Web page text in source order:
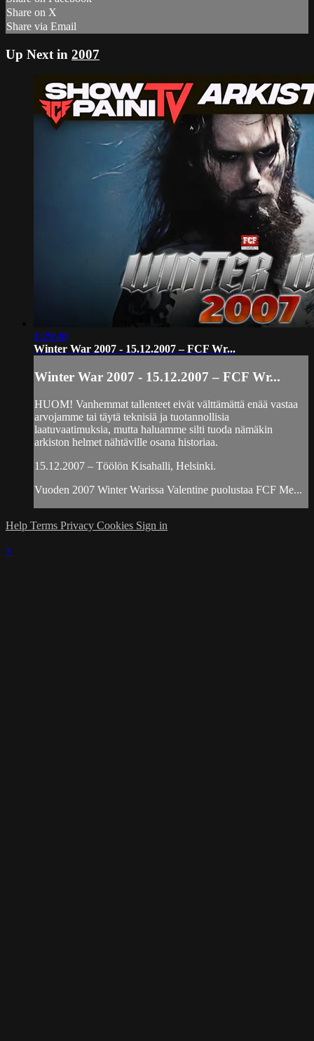
Share on X
Share via Email
Up Next in 2007
1:29:40
Winter War 2007 - 15.12.2007 – FCF Wr...
Winter War 2007 - 15.12.2007 – FCF Wr...
HUOM! Vanhemmat tallenteet eivät välttämättä enää vastaa
arvojamme tai täytä teknisiä ja tuotannollisia
laatuvaatimuksia, mutta haluamme silti tuoda nämäkin
arkiston helmet nähtäville osana historiaa.
15.12.2007 – Töölön Kisahalli, Helsinki.
Vuoden 2007 Winter Warissa Valentine puolustaa FCF Me...
Help Terms Privacy Cookies Sign in
×